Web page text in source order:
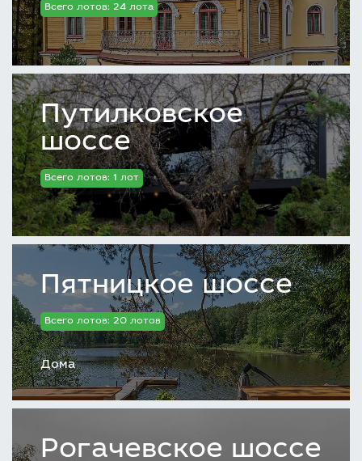
Всего лотов: 24 лота
Путилковское
шоссе
Всего лотов: 1 лот
Пятницкое шоссе
Всего лотов: 20 лотов
Дома
Рогачевское шоссе